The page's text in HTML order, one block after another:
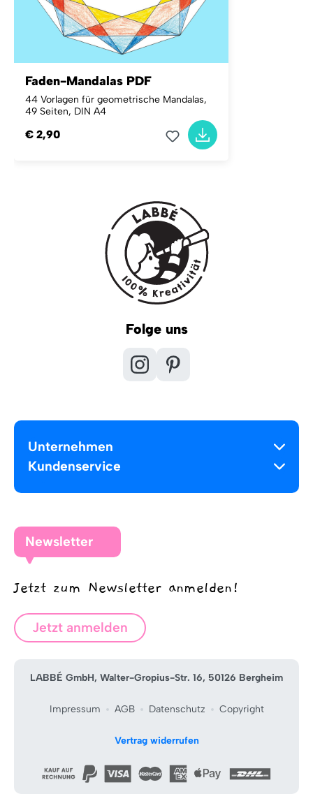
Faden-Mandalas PDF
44 Vorlagen für geometrische Mandalas,
49 Seiten, DIN A4
€ 2,90
Folge uns
Unternehmen
Kundenservice
Newsletter
Jetzt zum Newsletter anmelden!
Jetzt anmelden
LABBÉ GmbH, Walter-Gropius-Str. 16, 50126 Bergheim
Impressum AGB Datenschutz Copyright
Vertrag widerrufen